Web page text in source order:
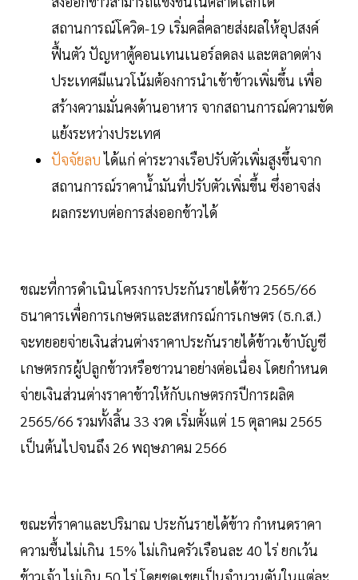
สถานการณ์โควิด-19 เริ่มคลี่คลายส่งผลให้อุปสงค์
ฟื้นตัว ปัญหาตู้คอนเทนเนอร์ลดลง และตลาดต่าง
ประเทศมีแนวโน้มต้องการนำเข้าข้าวเพิ่มขึ้น เพื่อ
สร้างความมั่นคงด้านอาหาร จากสถานการณ์ความขัด
แย้งระหว่างประเทศ
ปัจจัยลบได้แก่ ค่าระวางเรือปรับตัวเพิ่มสูงขึ้นจาก
สถานการณ์ราคาน้ำมันที่ปรับตัวเพิ่มขึ้น ซึ่งอาจส่ง
ผลกระทบต่อการส่งออกข้าวได้
ขณะที่การดำเนินโครงการประกันรายได้ข้าว 2565/66
ธนาคารเพื่อการเกษตรและสหกรณ์การเกษตร (ธ.ก.ส.)
จะทยอยจ่ายเงินส่วนต่างราคาประกันรายได้ข้าวเข้าบัญชี
เกษตรกรผู้ปลูกข้าวหรือชาวนาอย่างต่อเนื่อง โดยกำหนด
จ่ายเงินส่วนต่างราคาข้าวให้กับเกษตรกรปีการผลิต
2565/66 รวมทั้งสิ้น 33 งวด เริ่มตั้งแต่ 15 ตุลาคม 2565
เป็นต้นไปจนถึง 26 พฤษภาคม 2566
ขณะที่ราคาและปริมาณ ประกันรายได้ข้าว กำหนดราคา
ความชื้นไม่เกิน 15% ไม่เกินครัวเรือนละ 40 ไร่ ยกเว้น